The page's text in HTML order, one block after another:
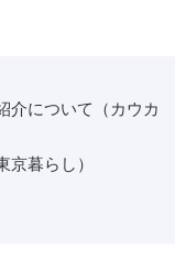
介について（カウカ
暮らし）